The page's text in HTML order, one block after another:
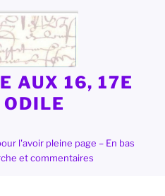
AUX 16, 17E
l'avoir pleine page – En bas
et commentaires